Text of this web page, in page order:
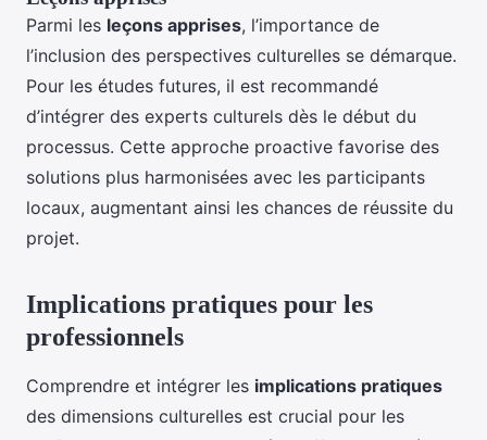
Parmi les leçons apprises, l’importance de
l’inclusion des perspectives culturelles se démarque.
Pour les études futures, il est recommandé
d’intégrer des experts culturels dès le début du
processus. Cette approche proactive favorise des
solutions plus harmonisées avec les participants
locaux, augmentant ainsi les chances de réussite du
projet.
Implications pratiques pour les
professionnels
Comprendre et intégrer les implications pratiques
des dimensions culturelles est crucial pour les